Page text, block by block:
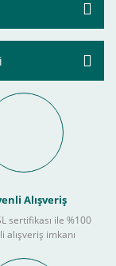
Alışveriş
sertifikası ile %100
alışveriş imkanı